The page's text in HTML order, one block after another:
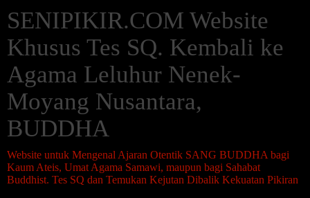
SENIPIKIR.COM Website
Khusus Tes SQ. Kembali ke
Agama Leluhur Nenek-
Moyang Nusantara,
BUDDHA
Website untuk Mengenal Ajaran Otentik SANG BUDDHA bagi
Kaum Ateis, Umat Agama Samawi, maupun bagi Sahabat
Buddhist. Tes SQ dan Temukan Kejutan Dibalik Kekuatan Pikiran